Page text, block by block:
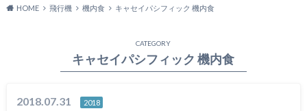
HOME 飛行機 機内食 キャセイパシフィック 機内食
CATEGORY
キャセイパシフィック 機内食
2018.07.31 2018